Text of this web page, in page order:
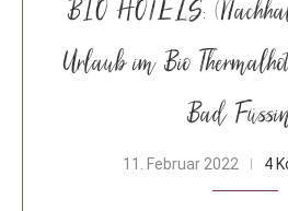
BIO HOTELS:
Urlaub im Bio
Bad
11. Februar 2022 4